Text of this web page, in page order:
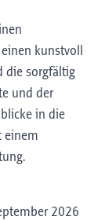
kunstvoll
die sorgfältig
und der
in die
einem
2026